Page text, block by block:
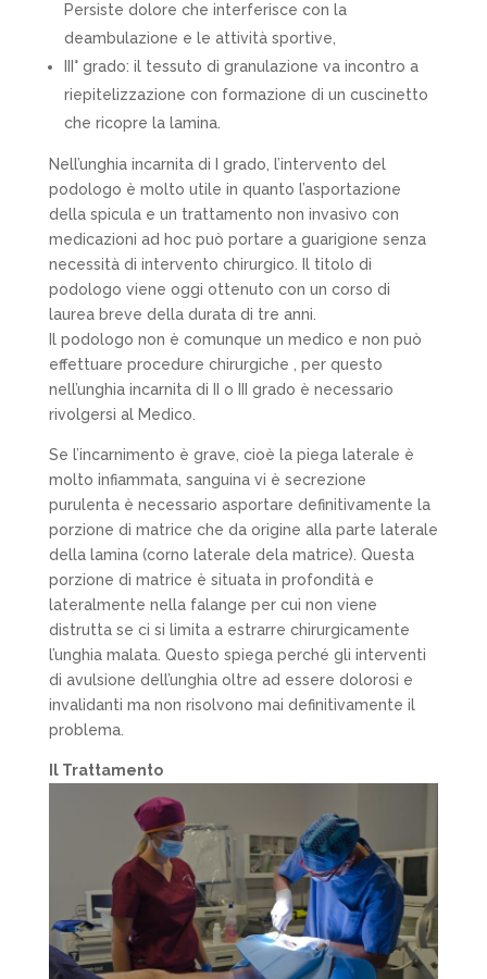
Persiste dolore che interferisce con la
deambulazione e le attività sportive,
III° grado: il tessuto di granulazione va incontro a
riepitelizzazione con formazione di un cuscinetto
che ricopre la lamina.
Nell’unghia incarnita di I grado, l’intervento del
podologo è molto utile in quanto l’asportazione
della spicula e un trattamento non invasivo con
medicazioni ad hoc può portare a guarigione senza
necessità di intervento chirurgico. Il titolo di
podologo viene oggi ottenuto con un corso di
laurea breve della durata di tre anni.
Il podologo non è comunque un medico e non può
effettuare procedure chirurgiche , per questo
nell’unghia incarnita di II o III grado è necessario
rivolgersi al Medico.
Se l’incarnimento è grave, cioè la piega laterale è
molto infiammata, sanguina vi è secrezione
purulenta è necessario asportare definitivamente la
porzione di matrice che da origine alla parte laterale
della lamina (corno laterale dela matrice). Questa
porzione di matrice è situata in profondità e
lateralmente nella falange per cui non viene
distrutta se ci si limita a estrarre chirurgicamente
l’unghia malata. Questo spiega perché gli interventi
di avulsione dell’unghia oltre ad essere dolorosi e
invalidanti ma non risolvono mai definitivamente il
problema.
Il Trattamento